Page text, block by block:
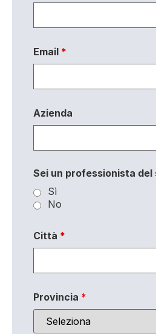
Email *
Azienda
Sei un professionista
Sì
No
Città *
Provincia *